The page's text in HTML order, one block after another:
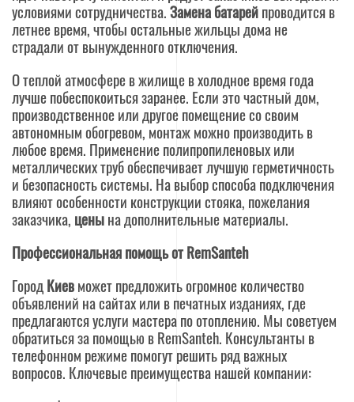
условиями сотрудничества.Замена батарейпроводится в
летнее время, чтобы остальные жильцы дома не
страдали от вынужденного отключения.
О теплой атмосфере в жилище в холодное время года
лучше побеспокоиться заранее. Если это частный дом,
производственное или другое помещение со своим
автономным обогревом, монтаж можно производить в
любое время. Применение полипропиленовых или
металлических труб обеспечивает лучшую герметичность
и безопасность системы. На выбор способа подключения
влияют особенности конструкции стояка, пожелания
заказчика, ценына дополнительные материалы.
Профессиональная помощь от RemSanteh
ГородКиевможет предложить огромное количество
объявлений на сайтах или в печатных изданиях, где
предлагаются услуги мастера по отоплению. Мы советуем
обратиться за помощью в RemSanteh. Консультанты в
телефонном режиме помогут решить ряд важных
вопросов. Ключевые преимущества нашей компании: